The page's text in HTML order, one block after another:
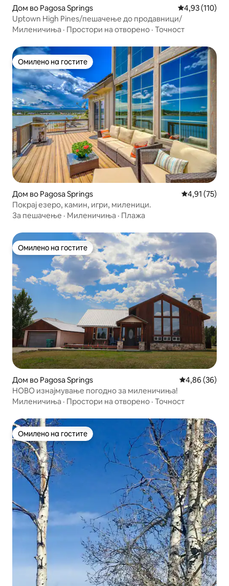
Дом во Pagosa Springs Просечна
4,93 (110)
Uptown High Pines/пешачење до продавници/
Миленичиња · Простори на отворено · Точност
Омилено на гостите
Омилено на гостите
Дом во Pagosa Springs Просечна
4,91 (75)
Покрај езеро, камин, игри, миленици.
За пешачење · Миленичиња · Плажа
Омилено на гостите
Омилено на гостите
Дом во Pagosa Springs Просечна
4,86 (36)
НОВО изнајмување погодно за миленичиња!
Миленичиња · Простори на отворено · Точност
Омилено на гостите
Омилено на гостите